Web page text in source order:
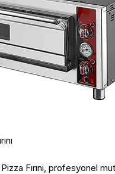
Fırını, profesyonel